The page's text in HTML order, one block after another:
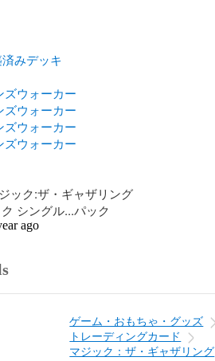
みデッキ
ズウォーカー
ズウォーカー
ズウォーカー
ズウォーカー
ック:ザ・ギャザリング
シングル...パック
ago
ゲーム・おもちゃ・グッズ
トレーディングカード
マジック：ザ・ギャザリング